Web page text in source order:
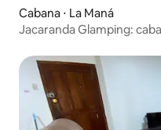
Cabana ⋅ La Maná
Jacaranda Glamping: